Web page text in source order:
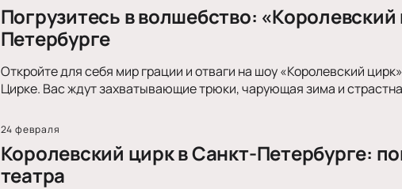
Погрузитесь в волшебство:
Петербурге
Откройте для себя мир грации и отваги на шоу «Королевский
Цирке. Вас ждут захватывающие трюки, чарующая зима и
24 февраля
Королевский цирк в Санкт-Петербурге:
театра